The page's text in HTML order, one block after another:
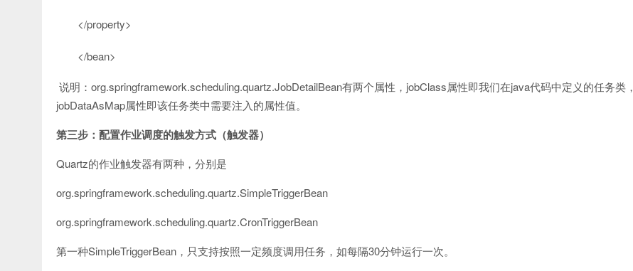
</property>
</bean>
说明：org.springframework.scheduling.quartz.JobDetailBean有两个属性，jobClass属性即我们在java代码中定义的任务类，
jobDataAsMap属性即该任务类中需要注入的属性值。
第三步：配置作业调度的触发方式（触发器）
Quartz的作业触发器有两种，分别是
org.springframework.scheduling.quartz.SimpleTriggerBean
org.springframework.scheduling.quartz.CronTriggerBean
第一种SimpleTriggerBean，只支持按照一定频度调用任务，如每隔30分钟运行一次。